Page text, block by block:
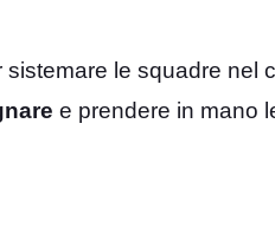
le squadre nel
e prendere in mano